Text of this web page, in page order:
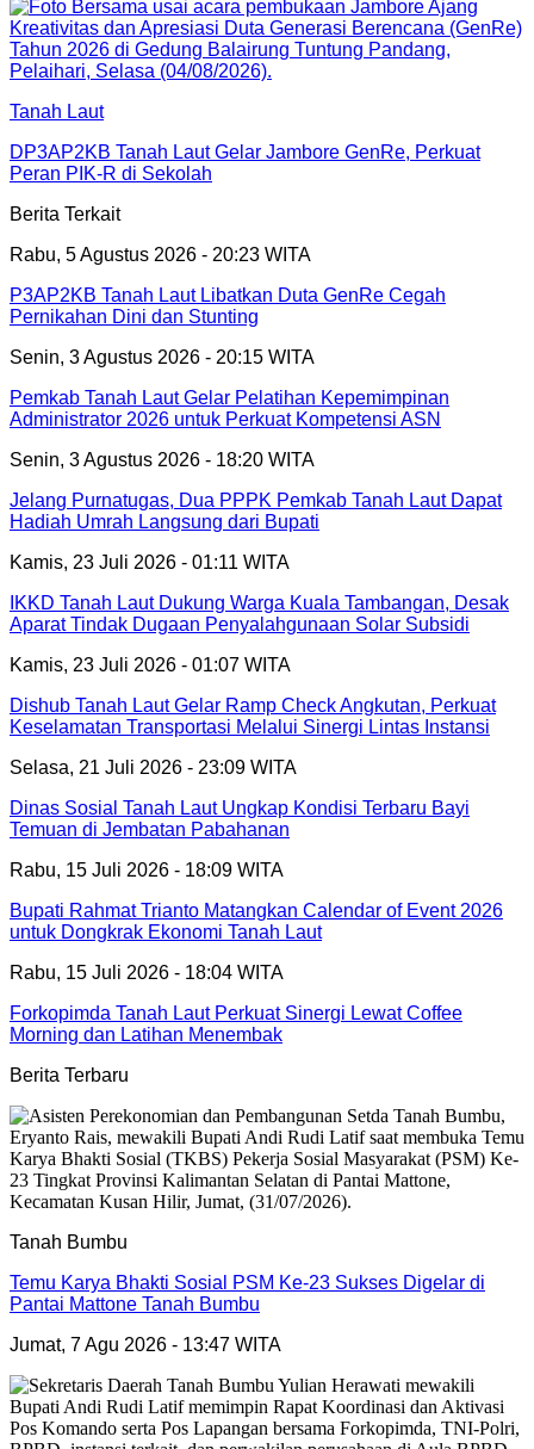
Tanah Laut
DP3AP2KB Tanah Laut Gelar Jambore GenRe, Perkuat
Peran PIK-R di Sekolah
Berita Terkait
Rabu, 5 Agustus 2026 - 20:23 WITA
P3AP2KB Tanah Laut Libatkan Duta GenRe Cegah
Pernikahan Dini dan Stunting
Senin, 3 Agustus 2026 - 20:15 WITA
Pemkab Tanah Laut Gelar Pelatihan Kepemimpinan
Administrator 2026 untuk Perkuat Kompetensi ASN
Senin, 3 Agustus 2026 - 18:20 WITA
Jelang Purnatugas, Dua PPPK Pemkab Tanah Laut Dapat
Hadiah Umrah Langsung dari Bupati
Kamis, 23 Juli 2026 - 01:11 WITA
IKKD Tanah Laut Dukung Warga Kuala Tambangan, Desak
Aparat Tindak Dugaan Penyalahgunaan Solar Subsidi
Kamis, 23 Juli 2026 - 01:07 WITA
Dishub Tanah Laut Gelar Ramp Check Angkutan, Perkuat
Keselamatan Transportasi Melalui Sinergi Lintas Instansi
Selasa, 21 Juli 2026 - 23:09 WITA
Dinas Sosial Tanah Laut Ungkap Kondisi Terbaru Bayi
Temuan di Jembatan Pabahanan
Rabu, 15 Juli 2026 - 18:09 WITA
Bupati Rahmat Trianto Matangkan Calendar of Event 2026
untuk Dongkrak Ekonomi Tanah Laut
Rabu, 15 Juli 2026 - 18:04 WITA
Forkopimda Tanah Laut Perkuat Sinergi Lewat Coffee
Morning dan Latihan Menembak
Berita Terbaru
Tanah Bumbu
Temu Karya Bhakti Sosial PSM Ke-23 Sukses Digelar di
Pantai Mattone Tanah Bumbu
Jumat, 7 Agu 2026 - 13:47 WITA